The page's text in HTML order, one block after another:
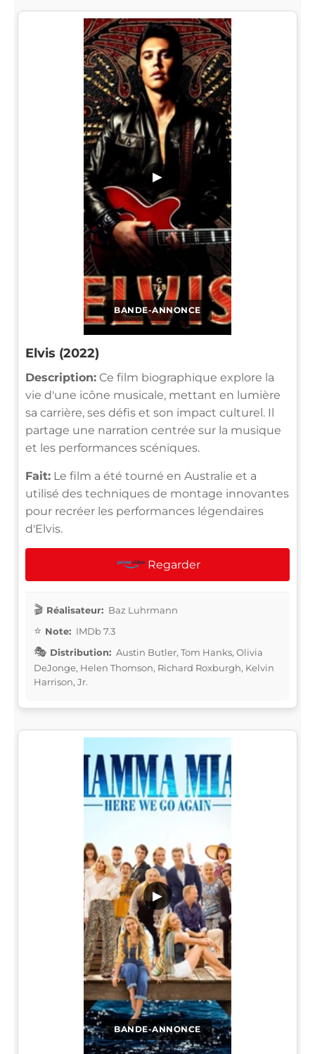
BANDE-ANNONCE
▶
Elvis (2022)
Description: Ce film biographique explore la
vie d'une icône musicale, mettant en lumière
sa carrière, ses défis et son impact culturel. Il
partage une narration centrée sur la musique
et les performances scéniques.
Fait: Le film a été tourné en Australie et a
utilisé des techniques de montage innovantes
pour recréer les performances légendaires
d'Elvis.
Regarder
Réalisateur: Baz Luhrmann
Note: IMDb 7.3
Distribution: Austin Butler, Tom Hanks, Olivia
DeJonge, Helen Thomson, Richard Roxburgh, Kelvin
Harrison, Jr.
BANDE-ANNONCE
▶